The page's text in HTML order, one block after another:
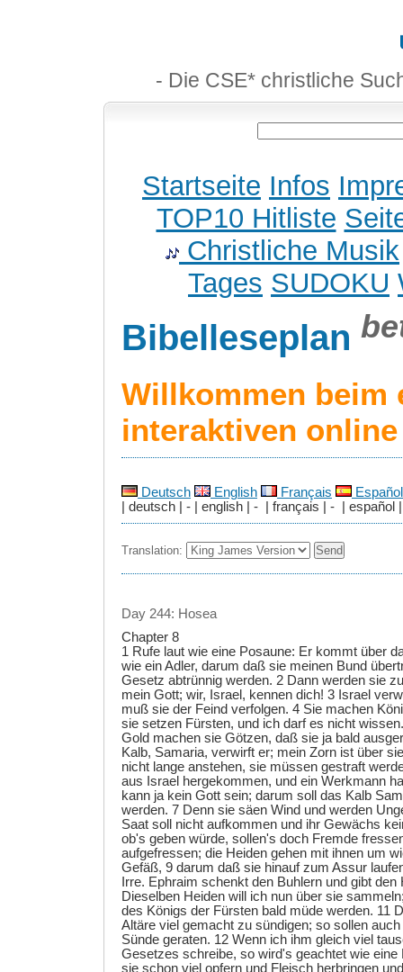
- Die CSE* christliche
Startseite Infos
TOP10 Hitliste
Christliche Musik
Tages SUDOKU
Bibelleseplan
Willkommen beim
interaktiven
Deutsch English Français
Español
| deutsch | - | english | - | français | - | español |
Translation:
Day 244: Hosea
Chapter 8
1 Rufe laut wie eine Posaune: Er kommt über
wie ein Adler, darum daß sie meinen Bund
Gesetz abtrünnig werden. 2 Dann werden sie
mein Gott; wir, Israel, kennen dich! 3 Israel
muß sie der Feind verfolgen. 4 Sie machen
sie setzen Fürsten, und ich darf es nicht
Gold machen sie Götzen, daß sie ja bald
Kalb, Samaria, verwirft er; mein Zorn ist über
nicht lange anstehen, sie müssen gestraft
aus Israel hergekommen, und ein Werkmann
kann ja kein Gott sein; darum soll das Kalb
werden. 7 Denn sie säen Wind und werden
Saat soll nicht aufkommen und ihr Gewächs
ob's geben würde, sollen's doch Fremde
aufgefressen; die Heiden gehen mit ihnen um
Gefäß, 9 darum daß sie hinauf zum Assur
Irre. Ephraim schenkt den Buhlern und gibt den
Dieselben Heiden will ich nun über sie
des Königs der Fürsten bald müde werden. 11
Altäre viel gemacht zu sündigen; so sollen
Sünde geraten. 12 Wenn ich ihm gleich viel
Gesetzes schreibe, so wird's geachtet wie eine
sie schon viel opfern und Fleisch herbringen